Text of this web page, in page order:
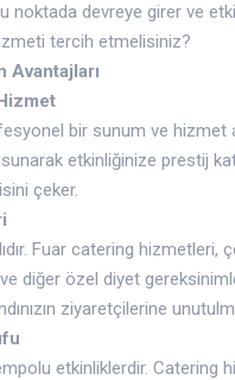
devreye girer ve
tercih etmelisiniz?
bir sunum ve hizmet
etkinliğinize prestij
çeker.
Fuar catering
diğer özel diyet
ziyaretçilerine
etkinliklerdir. Catering